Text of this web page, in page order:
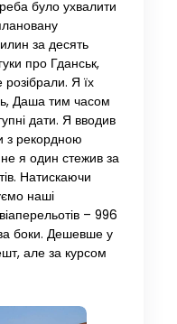
було ухвалити
за десять
про Гданськ,
розібрали. Я їх
Даша тим часом
дати. Я вводив
з рекордною
я один стежив за
Натискаючи
наші
– 996
боки. Дешевше у
але за курсом